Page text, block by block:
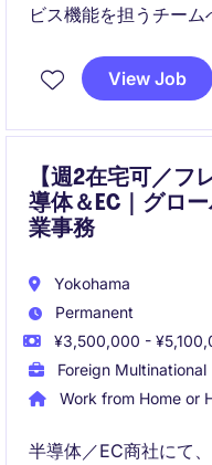
ビス機能を担うチー
連携しながら、業務
っていただきます。
View Job
【週2在宅可／
導体＆EC｜グロ
業事務
Yokohama
Permanent
¥3,500,000 -
Foreign Multinational
Work from Home or
半導体／EC商社にて